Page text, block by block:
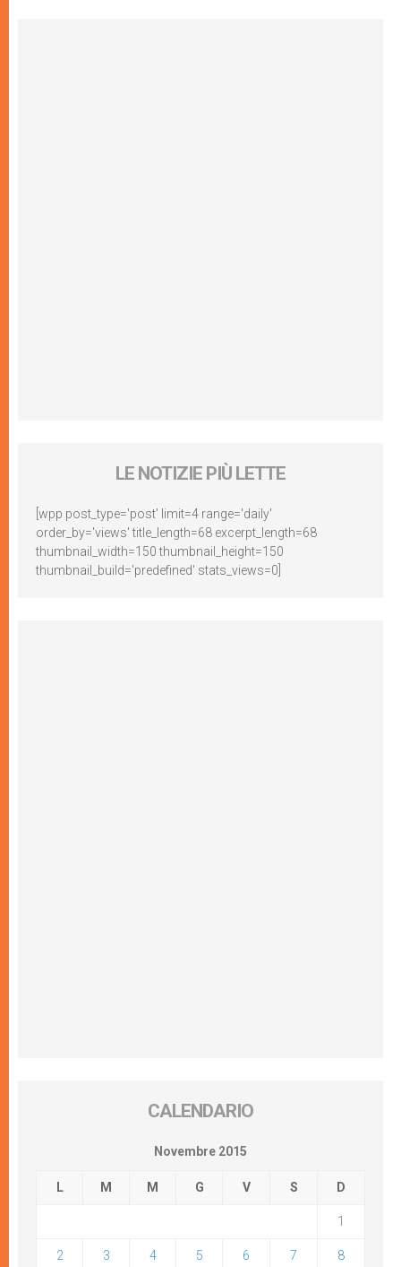
LE NOTIZIE PIÙ LETTE
[wpp post_type='post' limit=4 range='daily'
order_by='views' title_length=68 excerpt_length=68
thumbnail_width=150 thumbnail_height=150
thumbnail_build='predefined' stats_views=0]
CALENDARIO
Novembre 2015
L M M G V S D
1
2 3 4 5 6 7 8